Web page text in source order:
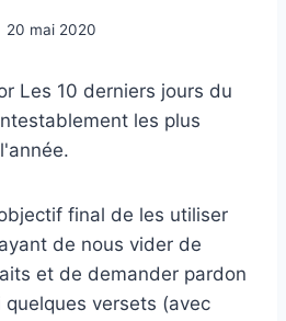
20 mai 2020
Les 10 derniers jours du
les plus
final de les utiliser
de nous vider de
et de demander pardon
quelques versets (avec